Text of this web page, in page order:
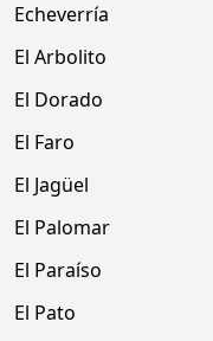
Echeverría
El Arbolito
El Dorado
El Faro
El Jagüel
El Palomar
El Paraíso
El Pato